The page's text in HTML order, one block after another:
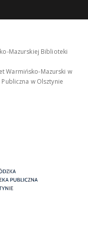
Mazurskiej Biblioteki
Warmińsko-Mazurski w
w Olsztynie